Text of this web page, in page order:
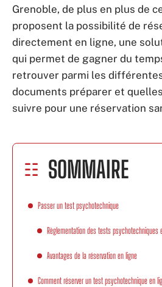
Grenoble, de plus en plus de
proposent la possibilité de
directement en ligne, une
qui permet de gagner du
retrouver parmi les
documents préparer et
suivre pour une réservation
SOMMAIRE
Passer un test psychotechnique
Règlementation des tests psychotechniques
Avantages de la réservation en ligne
Comment réserver un test psychotechnique en